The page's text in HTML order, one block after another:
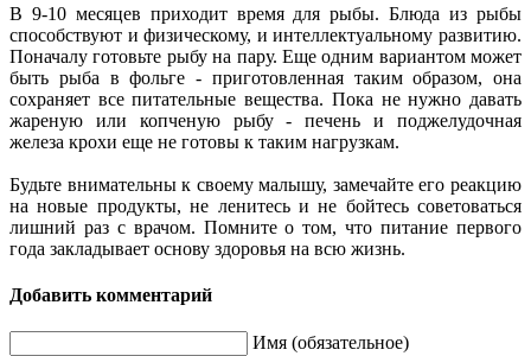
В 9-10 месяцев приходит время для рыбы. Блюда из рыбы
способствуют и физическому, и интеллектуальному развитию.
Поначалу готовьте рыбу на пару. Еще одним вариантом может
быть рыба в фольге - приготовленная таким образом, она
сохраняет все питательные вещества. Пока не нужно давать
жареную или копченую рыбу - печень и поджелудочная
железа крохи еще не готовы к таким нагрузкам.
Будьте внимательны к своему малышу, замечайте его реакцию
на новые продукты, не ленитесь и не бойтесь советоваться
лишний раз с врачом. Помните о том, что питание первого
года закладывает основу здоровья на всю жизнь.
Добавить комментарий
Имя (обязательное)